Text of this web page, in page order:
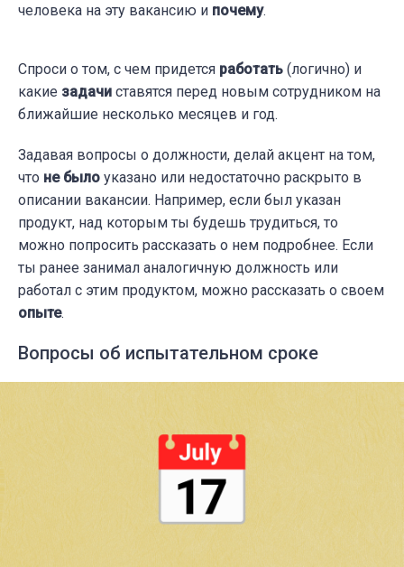
человека на эту вакансию и почему.
Спроси о том, с чем придется работать (логично) и
какие задачи ставятся перед новым сотрудником на
ближайшие несколько месяцев и год.
Задавая вопросы о должности, делай акцент на том,
что не было указано или недостаточно раскрыто в
описании вакансии. Например, если был указан
продукт, над которым ты будешь трудиться, то
можно попросить рассказать о нем подробнее. Если
ты ранее занимал аналогичную должность или
работал с этим продуктом, можно рассказать о своем
опыте.
Вопросы об испытательном сроке